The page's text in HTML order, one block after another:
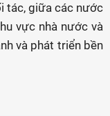
tác, giữa các nước
vực nhà nước và
và phát triển bền